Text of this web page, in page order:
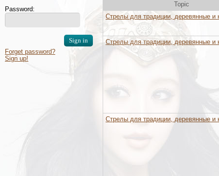
Password:
Forget password?
Sign up!
Topic
Стрелы для традиции, деревянные и
Стрелы для традиции, деревянные и
Стрелы для традиции, деревянные и